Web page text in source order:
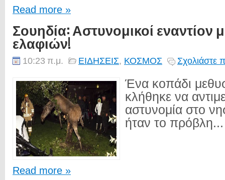
Read more »
Σουηδία: Αστυνομικοί εναντίον
ελαφιών!
10:23 π.μ. ΕΙΔΗΣΕΙΣ, ΚΟΣΜΟΣ Σχολιάστε
Ένα κοπάδι
κλήθηκε να
αστυνομία στο
ήταν το πρόβλη...
Read more »